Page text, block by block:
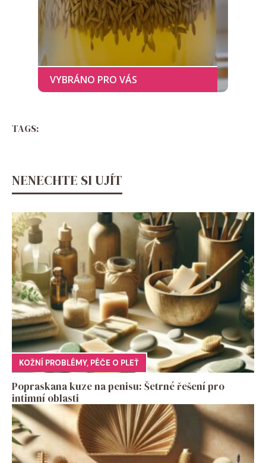
TAGS:
NENECHTE SI UJÍT
KOŽNÍ PROBLÉMY, PÉČE O PLEŤ
Popraskana kuze na penisu: Šetrné řešení pro
intimní oblasti